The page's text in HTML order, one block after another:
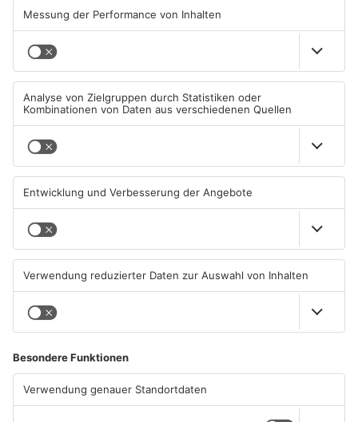
Handball-Elite trifft sich in
Großwallstadt
Samstag